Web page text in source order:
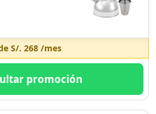
S/. 268/mes
promoción